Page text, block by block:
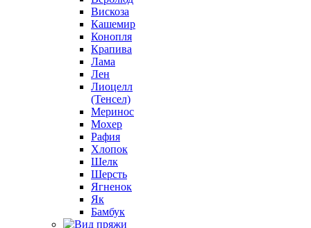
Вискоза
Кашемир
Конопля
Крапива
Лама
Лен
Лиоцелл
(Тенсел)
Меринос
Мохер
Рафия
Хлопок
Шелк
Шерсть
Ягненок
Як
Бамбук